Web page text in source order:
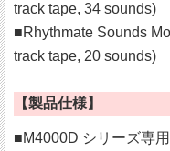
track tape, 34 sounds)
■Rhythmate Sounds
track tape, 20 sounds)
【製品仕様】
■M4000D シリーズ専